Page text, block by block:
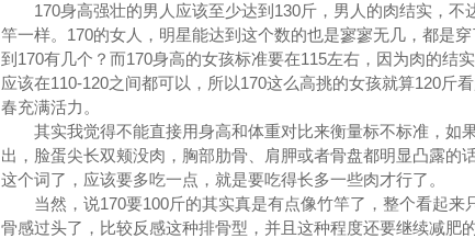
170身高强壮的男人应该至少达到130斤，男人的肉结实，不
竿一样。170的女人，明星能达到这个数的也是寥寥无几，都是
到170有几个？而170身高的女孩标准要在115左右，因为肉的结
应该在110-120之间都可以，所以170这么高挑的女孩就算120斤
春充满活力。
其实我觉得不能直接用身高和体重对比来衡量标不标准，如
出，脸蛋尖长双颊没肉，胸部肋骨、肩胛或者骨盘都明显凸露的
这个词了，应该要多吃一点，就是要吃得长多一些肉才行了。
当然，说170要100斤的其实真是有点像竹竿了，整个看起来
骨感过头了，比较反感这种排骨型，并且这种程度还要继续减肥